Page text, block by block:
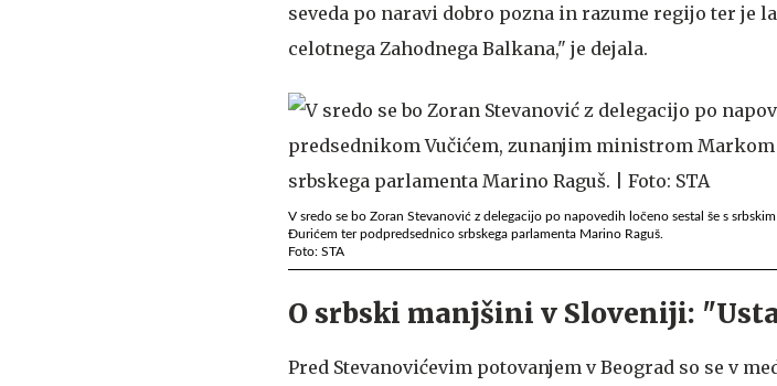
seveda po naravi dobro pozna in razume regijo ter
celotnega Zahodnega Balkana," je dejala.
V sredo se bo Zoran Stevanović z delegacijo po napovedih ločeno sestal še s
Đurićem ter podpredsednico srbskega parlamenta Marino Raguš.
Foto: STA
O srbski manjšini v Sloveniji:
Pred Stevanovićevim potovanjem v Beograd so se v